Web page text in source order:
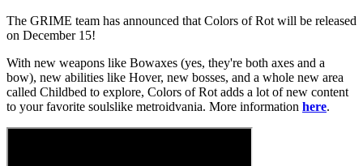
tapahtumat
Uutiset
Media
Oppaat
Foorumit
The GRIME team has announced that Colors of Rot will be released
on December 15!
With new weapons like Bowaxes (yes, they're both axes and a
bow), new abilities like Hover, new bosses, and a whole new area
called Childbed to explore, Colors of Rot adds a lot of new content
to your favorite soulslike metroidvania. More information here.